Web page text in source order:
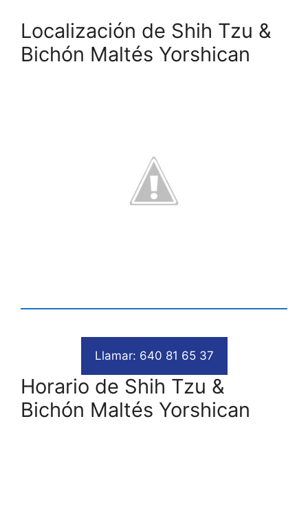
Localización de Shih Tzu &
Bichón Maltés Yorshican
Llamar: 640 81 65 37
Horario de Shih Tzu &
Bichón Maltés Yorshican